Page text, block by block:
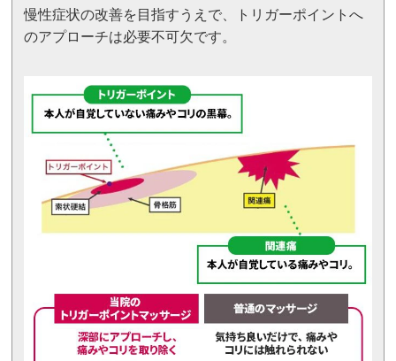
慢性症状の改善を目指すうえで、トリガーポイントへ
のアプローチは必要不可欠です。